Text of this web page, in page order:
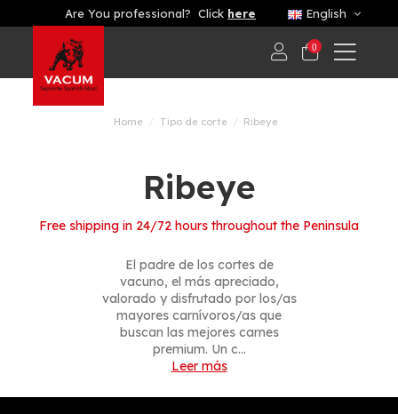
Are You professional? Click here English
0
Home Tipo de corte Ribeye
Ribeye
Free shipping in 24/72 hours throughout the Peninsula
El padre de los cortes de
vacuno, el más apreciado,
valorado y disfrutado por los/as
mayores carnívoros/as que
buscan las mejores carnes
premium. Un c...
Leer más